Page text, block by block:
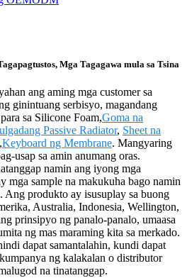
Mga Tagagawa mula sa Tsina
ang aming mga customer sa
ginintuang serbisyo, magandang
sa Silicone Foam,Goma na
Passive Radiator, Sheet na
,Keyboard ng Membrane. Mangyaring
usap sa amin anumang oras.
namin ang iyong mga
mga sample na makukuha bago namin
Ang produkto ay isusuplay sa buong
Australia, Indonesia, Wellington,
prinsipyo ng panalo-panalo, umaasa
ng mas maraming kita sa merkado.
dapat samantalahin, kundi dapat
ng kalakalan o distributor
na tinatanggap.